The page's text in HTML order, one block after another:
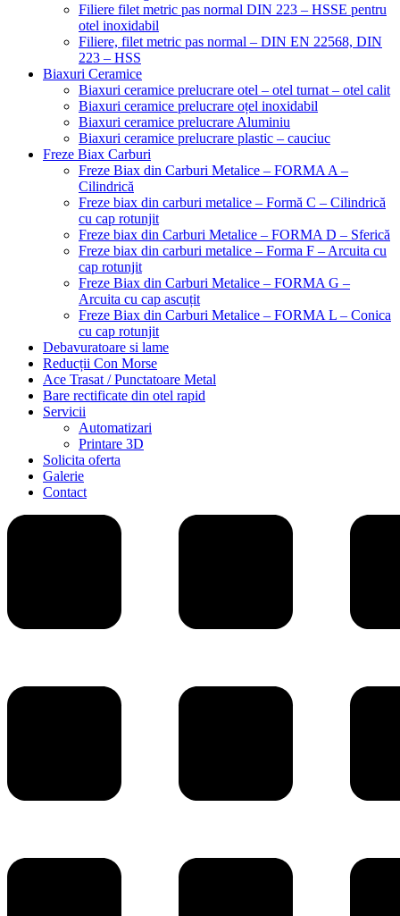
Filiere filet metric pas normal DIN 223 – HSSE pentru
otel inoxidabil
Filiere, filet metric pas normal – DIN EN 22568, DIN
223 – HSS
Biaxuri Ceramice
Biaxuri ceramice prelucrare otel – otel turnat – otel calit
Biaxuri ceramice prelucrare oțel inoxidabil
Biaxuri ceramice prelucrare Aluminiu
Biaxuri ceramice prelucrare plastic – cauciuc
Freze Biax Carburi
Freze Biax din Carburi Metalice – FORMA A –
Cilindrică
Freze biax din carburi metalice – Formă C – Cilindrică
cu cap rotunjit
Freze biax din Carburi Metalice – FORMA D – Sferică
Freze biax din carburi metalice – Forma F – Arcuita cu
cap rotunjit
Freze Biax din Carburi Metalice – FORMA G –
Arcuita cu cap ascuțit
Freze Biax din Carburi Metalice – FORMA L – Conica
cu cap rotunjit
Debavuratoare si lame
Reducții Con Morse
Ace Trasat / Punctatoare Metal
Bare rectificate din otel rapid
Servicii
Automatizari
Printare 3D
Solicita oferta
Galerie
Contact